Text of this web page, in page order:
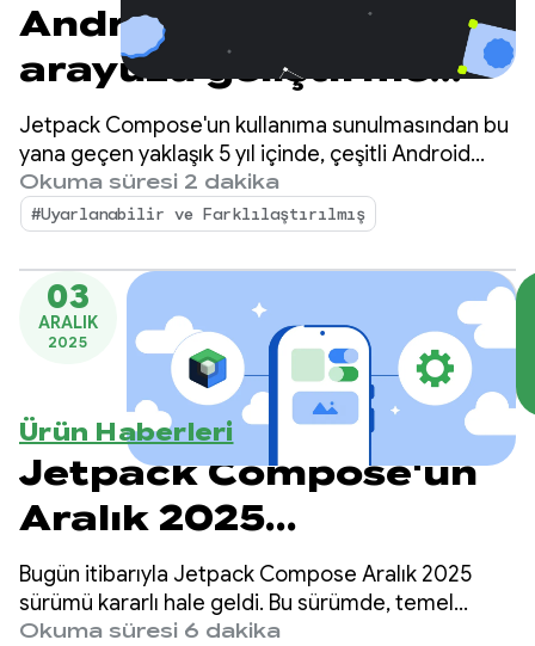
Android kullanıcı
arayüzü geliştirme
sürecinde öncelik
Compose'a verilir
Jetpack Compose'un kullanıma sunulmasından bu
yana geçen yaklaşık 5 yıl içinde, çeşitli Android
cihazlarda muhteşem kullanıcı arayüzleri
oluşturmak için ihtiyaç duyduğunuz tüm özellikleri,
performansı ve araçları size sunmak üzere yatırım
yaptık.
Okuma süresi 2 dakika
#Uyarlanabilir ve Farklılaştırılmış
03
ARALIK
2025
Ürün Haberleri
Jetpack Compose'un
Aralık 2025
sürümündeki
yenilikler
Bugün itibarıyla Jetpack Compose Aralık 2025
sürümü kararlı hale geldi. Bu sürümde, temel
Compose modüllerinin 1.10 sürümü ve Material
Okuma süresi 6 dakika